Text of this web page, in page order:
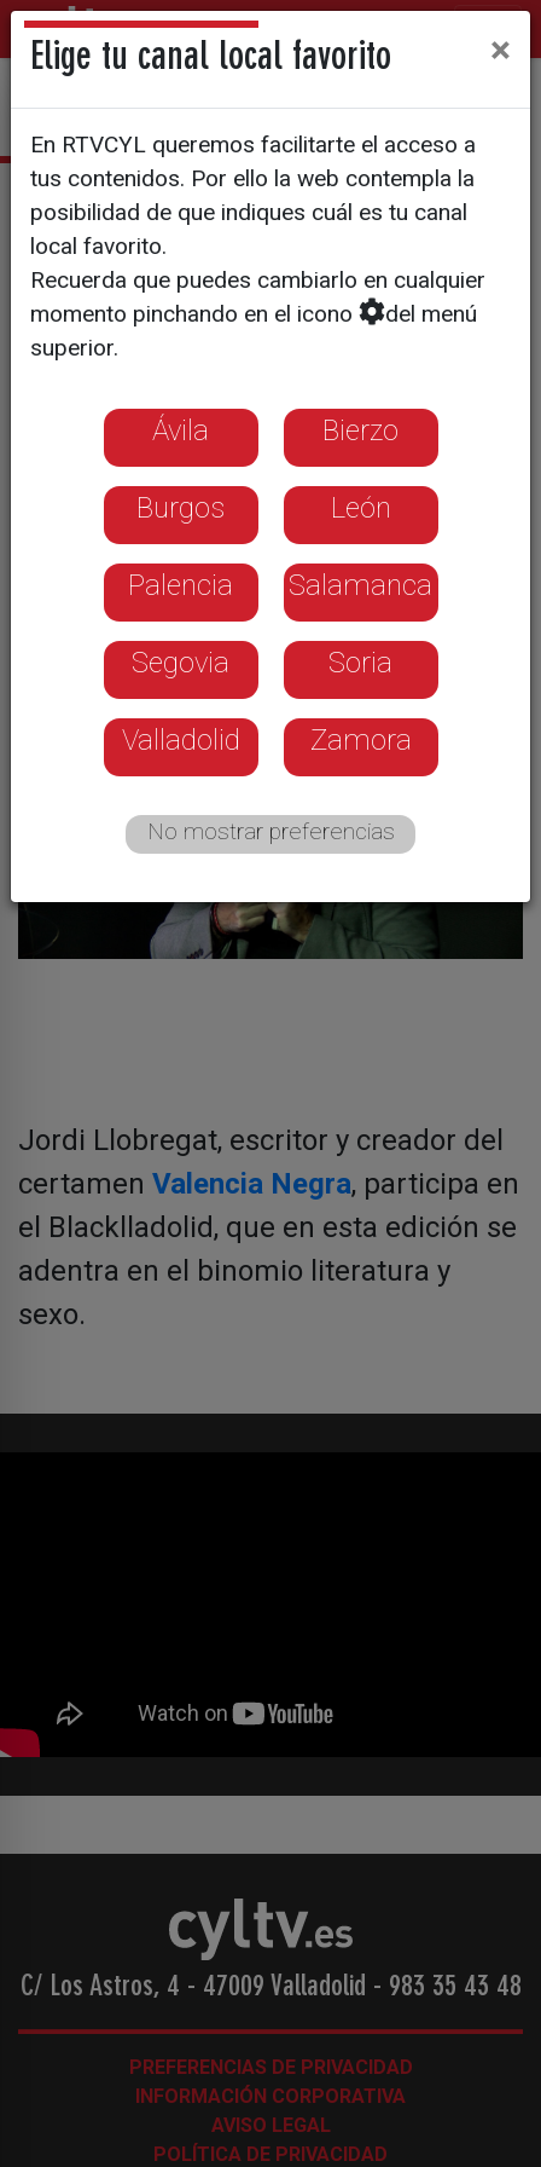
La Noche Black
(6): Jordi Llobregat, escritor y
creador del certamen Valencia
Negra
Los mejores momentos de este
certamen Blacklladolid, en el que
grandes profesionales de la literatura
y otras artes hablan de sus
experiencias
Jordi Llobregat, escritor y creador del
certamen Valencia Negra, participa en
el Blacklladolid, que en esta edición se
adentra en el binomio literatura y
sexo.
C/ Los Astros, 4 - 47009 Valladolid - 983 35 43 48
PREFERENCIAS DE PRIVACIDAD
INFORMACIÓN CORPORATIVA
AVISO LEGAL
POLÍTICA DE PRIVACIDAD
Elige tu canal local favorito ×
En RTVCYL queremos facilitarte el acceso a
tus contenidos. Por ello la web contempla la
posibilidad de que indiques cuál es tu canal
local favorito.
Recuerda que puedes cambiarlo en cualquier
momento pinchando en el icono
del menú
superior.
Ávila Bierzo
Burgos León
Palencia Salamanca
Segovia Soria
Valladolid Zamora
No mostrar preferencias